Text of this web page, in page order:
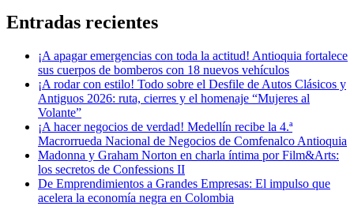
Entradas recientes
¡A apagar emergencias con toda la actitud! Antioquia fortalece
sus cuerpos de bomberos con 18 nuevos vehículos
¡A rodar con estilo! Todo sobre el Desfile de Autos Clásicos y
Antiguos 2026: ruta, cierres y el homenaje “Mujeres al
Volante”
¡A hacer negocios de verdad! Medellín recibe la 4.ª
Macrorrueda Nacional de Negocios de Comfenalco Antioquia
Madonna y Graham Norton en charla íntima por Film&Arts:
los secretos de Confessions II
De Emprendimientos a Grandes Empresas: El impulso que
acelera la economía negra en Colombia